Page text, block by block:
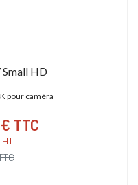
HD
pour caméra
TTC